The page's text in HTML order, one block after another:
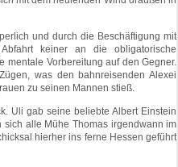
und durch die Beschäftigung mit
keiner an die obligatorische
mentale Vorbereitung auf den Gegner.
was den bahnreisenden Alexei
zu seinen Mannen stieß.
Uli gab seine beliebte Albert Einstein
alle Mühe Thomas irgendwann im
hierher ins ferne Hessen geführt